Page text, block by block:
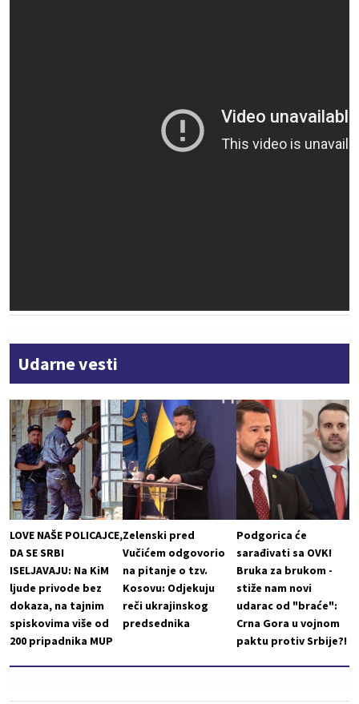
Udarne vesti
LOVE NAŠE POLICAJCE,
DA SE SRBI
ISELJAVAJU: Na KiM
ljude privode bez
dokaza, na tajnim
spiskovima više od
200 pripadnika MUP
Zelenski pred
Vučićem odgovorio
na pitanje o tzv.
Kosovu: Odjekuju
reči ukrajinskog
predsednika
Podgorica će
sarađivati sa OVK!
Bruka za brukom -
stiže nam novi
udarac od "braće":
Crna Gora u vojnom
paktu protiv Srbije?!